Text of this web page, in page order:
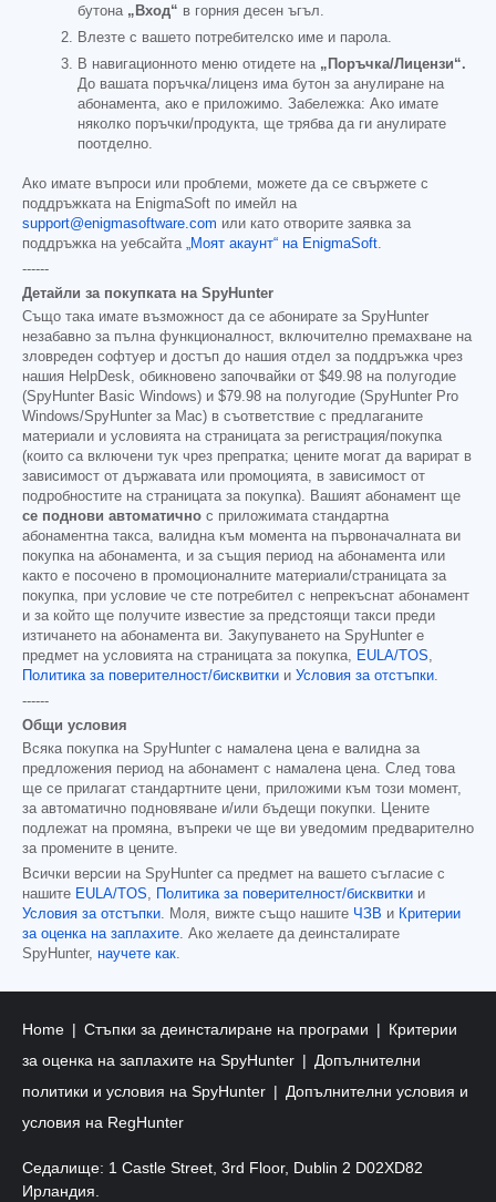
бутона „Вход“ в горния десен ъгъл.
Влезте с вашето потребителско име и парола.
В навигационното меню отидете на „Поръчка/Лицензи“.
До вашата поръчка/лиценз има бутон за анулиране на
абонамента, ако е приложимо. Забележка: Ако имате
няколко поръчки/продукта, ще трябва да ги анулирате
поотделно.
Ако имате въпроси или проблеми, можете да се свържете с
поддръжката на EnigmaSoft по имейл на
support@enigmasoftware.com или като отворите заявка за
поддръжка на уебсайта „Моят акаунт“ на EnigmaSoft.
------
Детайли за покупката на SpyHunter
Също така имате възможност да се абонирате за SpyHunter
незабавно за пълна функционалност, включително премахване на
зловреден софтуер и достъп до нашия отдел за поддръжка чрез
нашия HelpDesk, обикновено започвайки от $49.98 на полугодие
(SpyHunter Basic Windows) и $79.98 на полугодие (SpyHunter Pro
Windows/SpyHunter за Mac) в съответствие с предлаганите
материали и условията на страницата за регистрация/покупка
(които са включени тук чрез препратка; цените могат да варират в
зависимост от държавата или промоцията, в зависимост от
подробностите на страницата за покупка). Вашият абонамент ще
се поднови автоматично с приложимата стандартна
абонаментна такса, валидна към момента на първоначалната ви
покупка на абонамента, и за същия период на абонамента или
както е посочено в промоционалните материали/страницата за
покупка, при условие че сте потребител с непрекъснат абонамент
и за който ще получите известие за предстоящи такси преди
изтичането на абонамента ви. Закупуването на SpyHunter е
предмет на условията на страницата за покупка, EULA/TOS,
Политика за поверителност/бисквитки и Условия за отстъпки.
------
Общи условия
Всяка покупка на SpyHunter с намалена цена е валидна за
предложения период на абонамент с намалена цена. След това
ще се прилагат стандартните цени, приложими към този момент,
за автоматично подновяване и/или бъдещи покупки. Цените
подлежат на промяна, въпреки че ще ви уведомим предварително
за промените в цените.
Всички версии на SpyHunter са предмет на вашето съгласие с
нашите EULA/TOS, Политика за поверителност/бисквитки и
Условия за отстъпки. Моля, вижте също нашите ЧЗВ и Критерии
за оценка на заплахите. Ако желаете да деинсталирате
SpyHunter, научете как.
Home Стъпки за деинсталиране на програми
Критерии
за оценка на заплахите на SpyHunter
Допълнителни
политики и условия на SpyHunter
Допълнителни условия и
условия на RegHunter
Седалище: 1 Castle Street, 3rd Floor, Dublin 2 D02XD82
Ирландия.